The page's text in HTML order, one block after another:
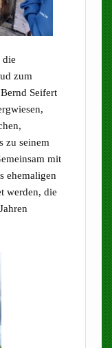
die
zum
Seifert
zu seinem
mit
ehemaligen
werden, die